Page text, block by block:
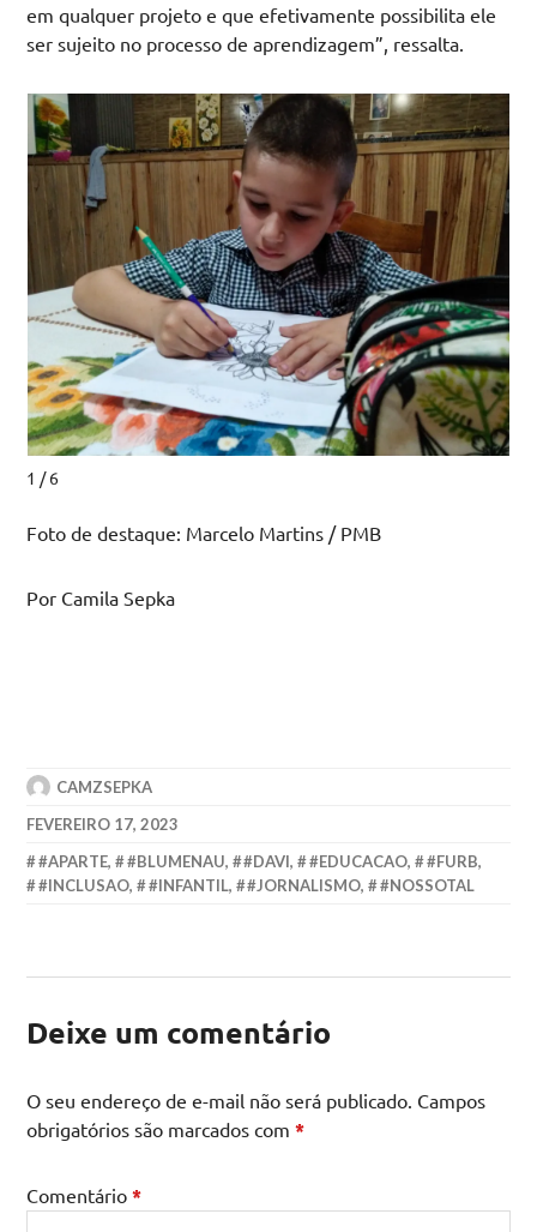
em qualquer projeto e que efetivamente possibilita ele
ser sujeito no processo de aprendizagem”, ressalta.
1 / 6
Foto de destaque: Marcelo Martins / PMB
Por Camila Sepka
CAMZSEPKA
FEVEREIRO 17, 2023
#APARTE, #BLUMENAU, #DAVI, #EDUCACAO, #FURB,
#INCLUSAO, #INFANTIL, #JORNALISMO, #NOSSOTAL
Deixe um comentário
O seu endereço de e-mail não será publicado. Campos
obrigatórios são marcados com*
Comentário*